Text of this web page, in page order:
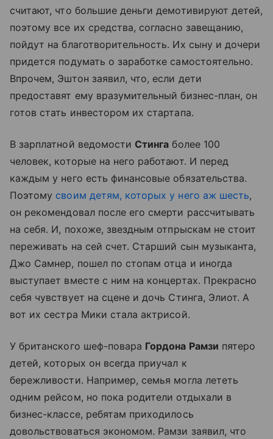
считают, что большие деньги демотивируют детей,
поэтому все их средства, согласно завещанию,
пойдут на благотворительность. Их сыну и дочери
придется подумать о заработке самостоятельно.
Впрочем, Эштон заявил, что, если дети
предоставят ему вразумительный бизнес-план, он
готов стать инвестором их стартапа.
В зарплатной ведомости Стинга более 100
человек, которые на него работают. И перед
каждым у него есть финансовые обязательства.
Поэтому своим детям, которых у него аж шесть,
он рекомендовал после его смерти рассчитывать
на себя. И, похоже, звездным отпрыскам не стоит
переживать на сей счет. Старший сын музыканта,
Джо Самнер, пошел по стопам отца и иногда
выступает вместе с ним на концертах. Прекрасно
себя чувствует на сцене и дочь Стинга, Элиот. А
вот их сестра Мики стала актрисой.
У британского шеф-повара Гордона Рамзи пятеро
детей, которых он всегда приучал к
бережливости. Например, семья могла лететь
одним рейсом, но пока родители отдыхали в
бизнес-классе, ребятам приходилось
довольствоваться экономом. Рамзи заявил, что